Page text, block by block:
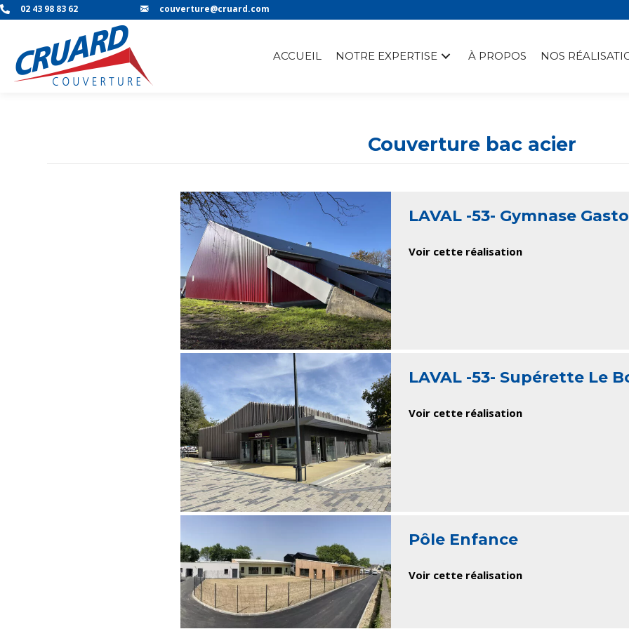
02 43 98 83 62 couverture@cruard.com
ACCUEIL NOTRE EXPERTISE À PROPOS NOS
Couverture bac acier
LAVAL -53- Gymnase
Voir cette réalisation
LAVAL -53- Supérette Le
Voir cette réalisation
Pôle Enfance
Voir cette réalisation